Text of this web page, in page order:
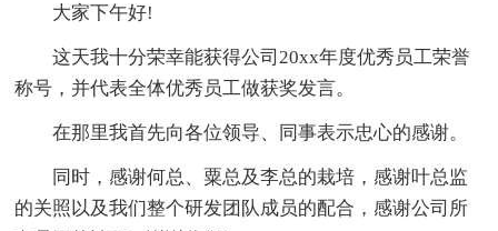
大家下午好!
这天我十分荣幸能获得公司20xx年度优秀员工荣誉
称号，并代表全体优秀员工做获奖发言。
在那里我首先向各位领导、同事表示忠心的感谢。
同时，感谢何总、粟总及李总的栽培，感谢叶总监
的关照以及我们整个研发团队成员的配合，感谢公司所